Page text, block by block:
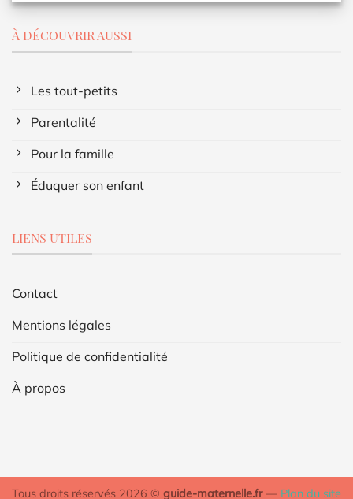
À DÉCOUVRIR AUSSI
Les tout-petits
Parentalité
Pour la famille
Éduquer son enfant
LIENS UTILES
Contact
Mentions légales
Politique de confidentialité
À propos
Tous droits réservés 2026 © guide-maternelle.fr— Plan du site